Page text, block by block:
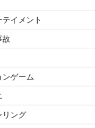
イメント
故
ンゲーム
リング